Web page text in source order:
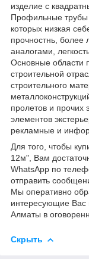
изделие с
Профильные трубы
которых низкая
прочностнь, более
аналогами,
Основные области
строительной
строительного
пролетов и прочих
элементов
рекламные и
Для того, чтобы
12м", Вам
WhatsApp по
отправить
Мы оперативно
интересующие Вас
Алматы в
Скрыть